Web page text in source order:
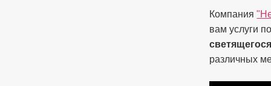
Компания
вам услуги
различных